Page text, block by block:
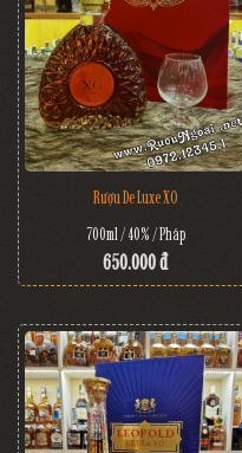
Rượu De Luxe XO
700ml / 40% / Pháp
650.000 đ